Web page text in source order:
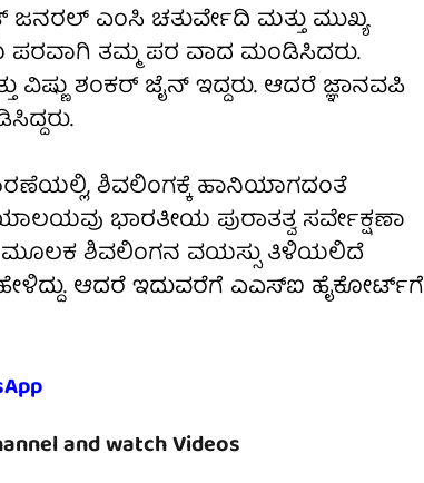
ಜನರಲ್ ಎಂಸಿ ಚತುರ್ವೇದಿ ಮತ್ತು ಮುಖ್ಯ
ತಮ್ಮ ಪರ ವಾದ ಮಂಡಿಸಿದರು.
ಶಂಕರ್ ಜೈನ್ ಇದ್ದರು. ಆದರೆ ಜ್ಞಾನವಪಿ
ಶಿವಲಿಂಗಕ್ಕೆ ಹಾನಿಯಾಗದಂತೆ
ಭಾರತೀಯ ಪುರಾತತ್ವ ಸರ್ವೇಕ್ಷಣಾ
ಮೂಲಕ ಶಿವಲಿಂಗನ ವಯಸ್ಸು ತಿಳಿಯಲಿದೆ
ಆದರೆ ಇದುವರೆಗೆ ಎಎಸ್‌ಐ ಹೈಕೋರ್ಟ್‌ಗೆ
and watch Videos